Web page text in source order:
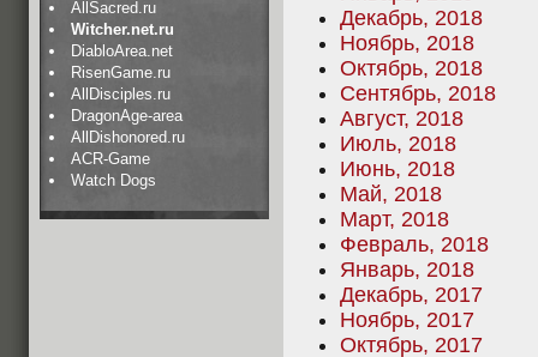
AllSacred.ru
Witcher.net.ru
DiabloArea.net
RisenGame.ru
AllDisciples.ru
DragonAge-area
AllDishonored.ru
ACR-Game
Watch Dogs
Декабрь, 2018
Ноябрь, 2018
Октябрь, 2018
Сентябрь, 2018
Август, 2018
Июль, 2018
Июнь, 2018
Май, 2018
Март, 2018
Февраль, 2018
Январь, 2018
Декабрь, 2017
Ноябрь, 2017
Октябрь, 2017